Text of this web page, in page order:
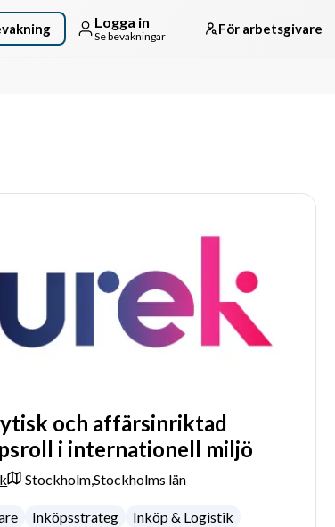
Logga in
Se bevakningar För arbetsgivare
och affärsinriktad
i internationell miljö
Stockholm,Stockholms län
Inköpsstrateg
Inköp & Logistik